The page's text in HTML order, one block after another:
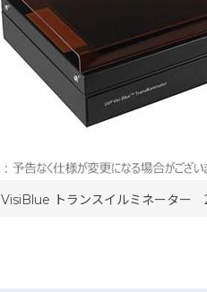
VisiBlue トランスイルミネータ